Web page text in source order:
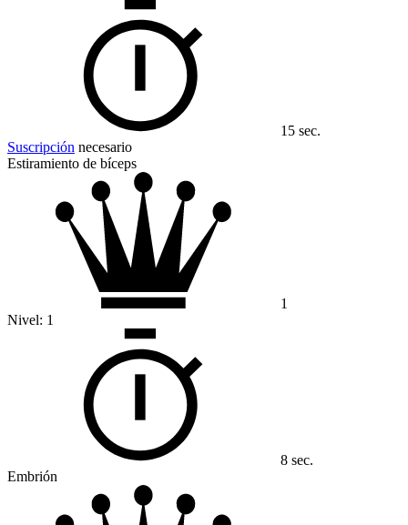
15 sec.
Suscripción necesario
Estiramiento de bíceps
1
Nivel: 1
8 sec.
Embrión